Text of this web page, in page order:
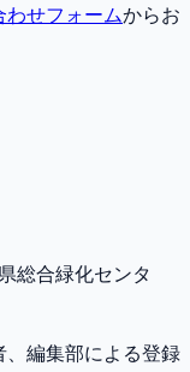
わせフォームからお
総合緑化センタ
、編集部による登録